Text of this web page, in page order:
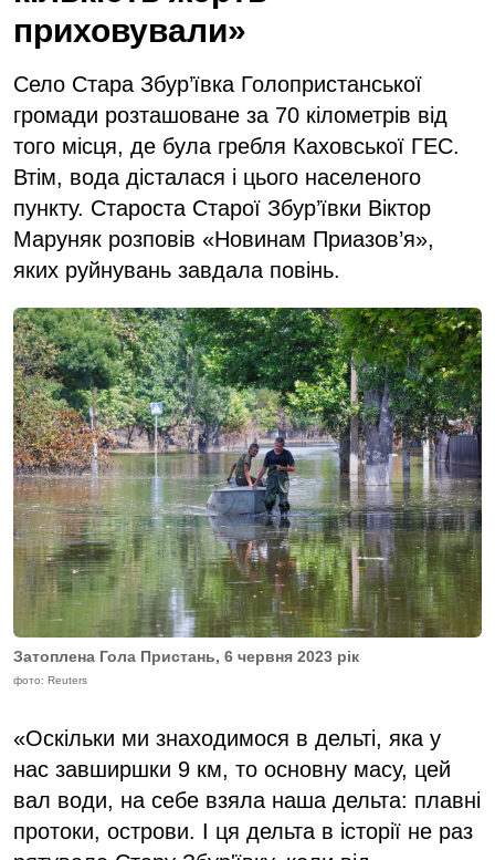
приховували»
Село Стара Збур’ївка Голопристанської
громади розташоване за 70 кілометрів від
того місця, де була гребля Каховської ГЕС.
Втім, вода дісталася і цього населеного
пункту. Староста Старої Збур’ївки Віктор
Маруняк розповів «Новинам Приазов’я»,
яких руйнувань завдала повінь.
Затоплена Гола Пристань, 6 червня 2023 рік
фото: Reuters
«Оскільки ми знаходимося в дельті, яка у
нас завширшки 9 км, то основну масу, цей
вал води, на себе взяла наша дельта: плавні
протоки, острови. І ця дельта в історії не раз